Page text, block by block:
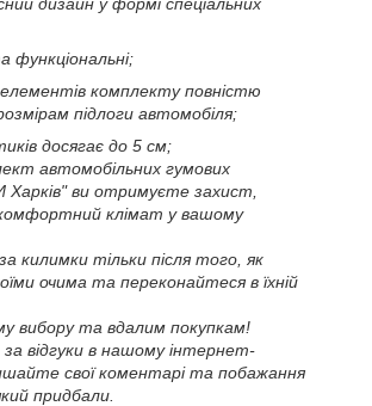
функціональні;
елементів комплекту повністю
підлоги автомобіля;
досягає до 5 см;
автомобільних гумових
Харків" ви отримуєте захист,
комфортний клімат у вашому
килимки тільки після того, як
очима та переконайтеся в їхній
вибору та вдалим покупкам!
відгуки в нашому інтернет-
свої коментарі та побажання
який придбали.